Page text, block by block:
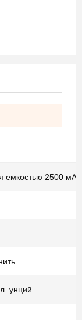
емкостью 2500 мАч
унций